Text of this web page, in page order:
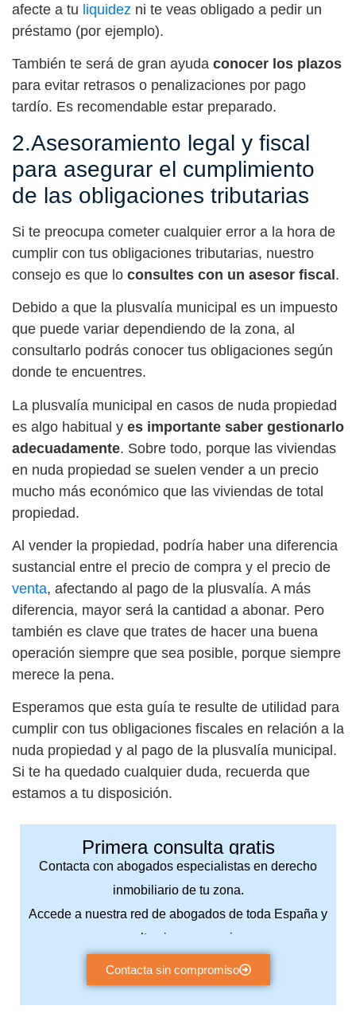
afecte a tu liquidez ni te veas obligado a pedir un
préstamo (por ejemplo).
También te será de gran ayuda conocer los plazos
para evitar retrasos o penalizaciones por pago
tardío. Es recomendable estar preparado.
2.Asesoramiento legal y fiscal
para asegurar el cumplimiento
de las obligaciones tributarias
Si te preocupa cometer cualquier error a la hora de
cumplir con tus obligaciones tributarias, nuestro
consejo es que lo consultes con un asesor fiscal.
Debido a que la plusvalía municipal es un impuesto
que puede variar dependiendo de la zona, al
consultarlo podrás conocer tus obligaciones según
donde te encuentres.
La plusvalía municipal en casos de nuda propiedad
es algo habitual y es importante saber gestionarlo
adecuadamente. Sobre todo, porque las viviendas
en nuda propiedad se suelen vender a un precio
mucho más económico que las viviendas de total
propiedad.
Al vender la propiedad, podría haber una diferencia
sustancial entre el precio de compra y el precio de
venta, afectando al pago de la plusvalía. A más
diferencia, mayor será la cantidad a abonar. Pero
también es clave que trates de hacer una buena
operación siempre que sea posible, porque siempre
merece la pena.
Esperamos que esta guía te resulte de utilidad para
cumplir con tus obligaciones fiscales en relación a la
nuda propiedad y al pago de la plusvalía municipal.
Si te ha quedado cualquier duda, recuerda que
estamos a tu disposición.
Primera consulta gratis
Contacta con abogados especialistas en derecho
inmobiliario de tu zona.
Accede a nuestra red de abogados de toda España y
consulta sin compromiso.
Contacta sin compromiso